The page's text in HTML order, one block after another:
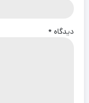
دیدگاه*